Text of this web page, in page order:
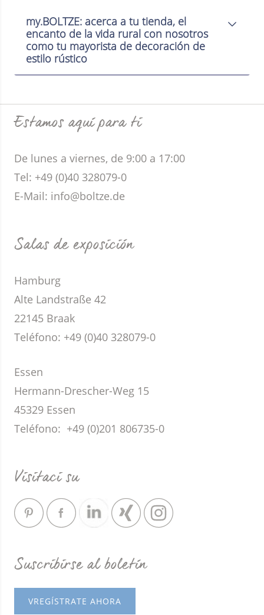
my.BOLTZE: acerca a tu tienda, el
encanto de la vida rural con nosotros
como tu mayorista de decoración de
estilo rústico
Estamos aquí para ti
De lunes a viernes, de 9:00 a 17:00
Tel: +49 (0)40 328079-0
E-Mail: info@boltze.de
Salas de exposición
Hamburg
Alte Landstraße 42
22145 Braak
Teléfono: +49 (0)40 328079-0
Essen
Hermann-Drescher-Weg 15
45329 Essen
Teléfono: +49 (0)201 806735-0
Visitaci su
Suscribirse al boletín
VREGÍSTRATE AHORA